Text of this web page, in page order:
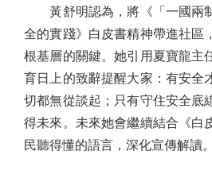
黃舒明認為，將《「一國兩
全的實踐》白皮書精神帶進社區
根基層的關鍵。她引用夏寶龍主
育日上的致辭提醒大家：有安全
切都無從談起；只有守住安全底
得未來。未來她會繼續結合《白
民聽得懂的語言，深化宣傳解讀。